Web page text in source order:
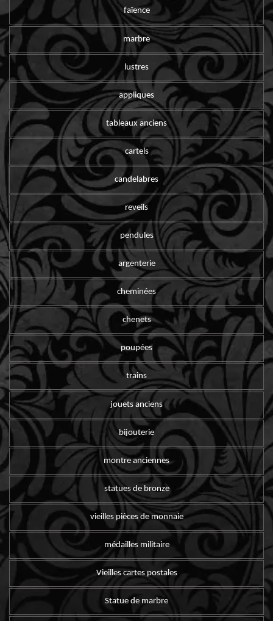
faïence
marbre
lustres
appliques
tableaux anciens
cartels
candelabres
reveils
pendules
argenterie
cheminées
chenets
poupées
trains
jouets anciens
bijouterie
montre anciennes
statues de bronze
vieilles pièces de monnaie
médailles militaire
Vieilles cartes postales
Statue de marbre